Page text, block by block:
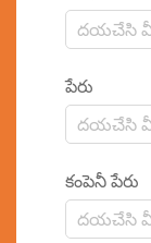
పేరు
కంపెనీ పేరు